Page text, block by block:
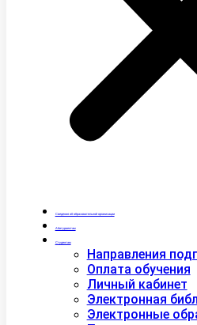
Сведения об образовательной организации
Абитуриентам
Студентам
Направления
Оплата обучения
Личный кабинет
Электронная
Электронные